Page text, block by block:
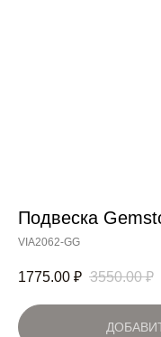
Подвеска
Артикул:
VIA2062-GG
1775.00 ₽ 3550.00 ₽